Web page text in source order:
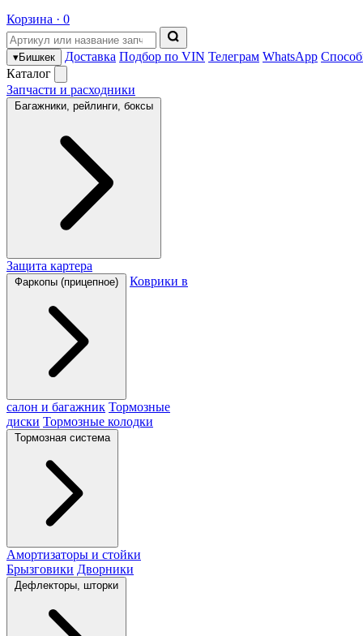
Корзина · 0
▾Бишкек Доставка Подбор по VIN Телеграм WhatsApp
Каталог
Запчасти и расходники
Багажники, рейлинги, боксы
Защита картера
Фаркопы (прицепное) Коврики в
салон и багажник Тормозные
диски Тормозные колодки
Тормозная система
Амортизаторы и стойки
Брызговики Дворники
Дефлекторы, шторки